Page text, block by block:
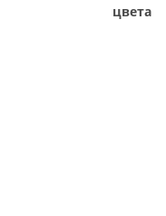
цвета